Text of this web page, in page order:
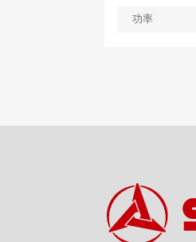
功率